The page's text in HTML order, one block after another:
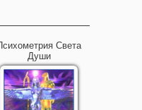
Света
Души